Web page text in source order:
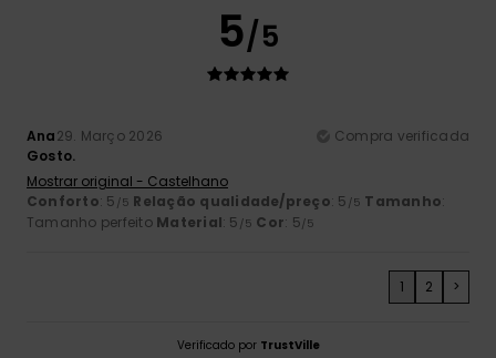
5/5
Ana29. Março 2026
Compra verificada
Gosto.
Mostrar original - Castelhano
Conforto: 5 /5 Relação qualidade/preço: 5 /5 Tamanho:
Tamanho perfeito Material: 5 /5 Cor: 5/5
1 2 >
Verificado por TrustVille